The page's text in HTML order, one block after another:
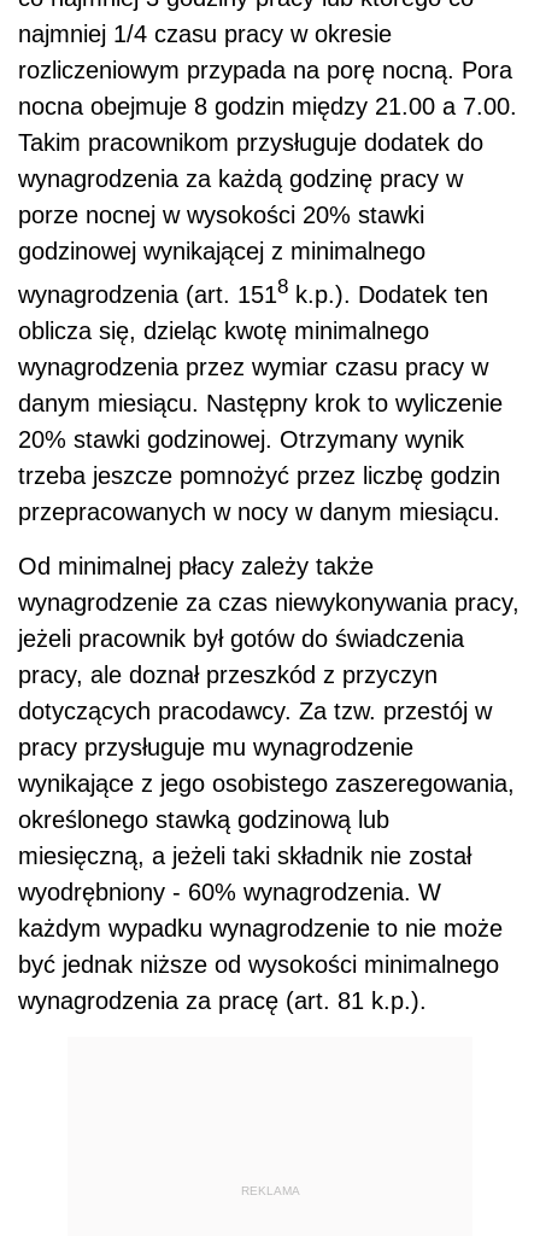
najmniej 1/4 czasu pracy w okresie
rozliczeniowym przypada na porę nocną. Pora
nocna obejmuje 8 godzin między 21.00 a 7.00.
Takim pracownikom przysługuje dodatek do
wynagrodzenia za każdą godzinę pracy w
porze nocnej w wysokości 20% stawki
godzinowej wynikającej z minimalnego
wynagrodzenia (art. 1518 k.p.). Dodatek ten
oblicza się, dzieląc kwotę minimalnego
wynagrodzenia przez wymiar czasu pracy w
danym miesiącu. Następny krok to wyliczenie
20% stawki godzinowej. Otrzymany wynik
trzeba jeszcze pomnożyć przez liczbę godzin
przepracowanych w nocy w danym miesiącu.
Od minimalnej płacy zależy także
wynagrodzenie za czas niewykonywania pracy,
jeżeli pracownik był gotów do świadczenia
pracy, ale doznał przeszkód z przyczyn
dotyczących pracodawcy. Za tzw. przestój w
pracy przysługuje mu wynagrodzenie
wynikające z jego osobistego zaszeregowania,
określonego stawką godzinową lub
miesięczną, a jeżeli taki składnik nie został
wyodrębniony - 60% wynagrodzenia. W
każdym wypadku wynagrodzenie to nie może
być jednak niższe od wysokości minimalnego
wynagrodzenia za pracę (art. 81 k.p.).
REKLAMA